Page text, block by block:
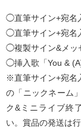
◯直筆サイン+宛名
◯直筆サイン+宛名
◯複製サイン&メッ
◯挿入歌「You &
※直筆サイン+宛名
の「ニックネーム
ク&ミニライブ終
い。賞品の発送は行